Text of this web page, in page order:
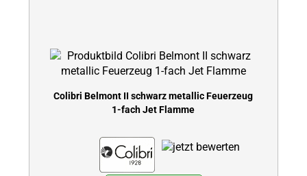
Colibri Belmont II schwarz metallic Feuerzeug
1-fach Jet Flamme